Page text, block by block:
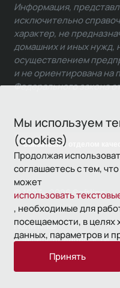
Мы используем
(cookies)
Продолжая
соглашаетесь с тем,
может
использовать
, необходимые для
посещаемости, в целях
данных, параметров и
Принять
Связаться с отделом
Информация,
исключительно
характер, не
домашних и иных нужд,
осуществлением
и не ориентирована на
Федерального закона
© 1993—2026 Softline
Политика
конфиденциальности